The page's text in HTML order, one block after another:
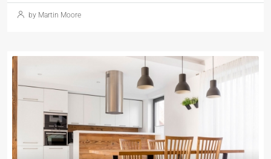
by Martin Moore